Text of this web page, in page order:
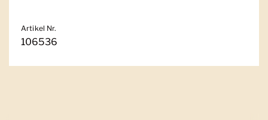
Artikel Nr.
106536